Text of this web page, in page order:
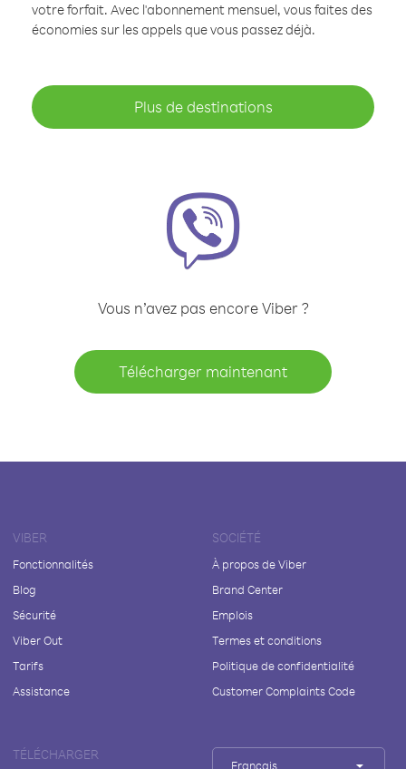
votre forfait. Avec l'abonnement mensuel, vous faites des
économies sur les appels que vous passez déjà.
Plus de destinations
Vous n’avez pas encore Viber ?
Télécharger maintenant
VIBER
Fonctionnalités
Blog
Sécurité
Viber Out
Tarifs
Assistance
SOCIÉTÉ
À propos de Viber
Brand Center
Emplois
Termes et conditions
Politique de confidentialité
Customer Complaints Code
TÉLÉCHARGER
Français